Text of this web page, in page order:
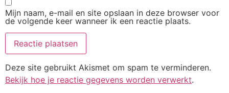
Mijn naam, e-mail en site opslaan in deze browser voor
de volgende keer wanneer ik een reactie plaats.
Deze site gebruikt Akismet om spam te verminderen.
Bekijk hoe je reactie gegevens worden verwerkt.